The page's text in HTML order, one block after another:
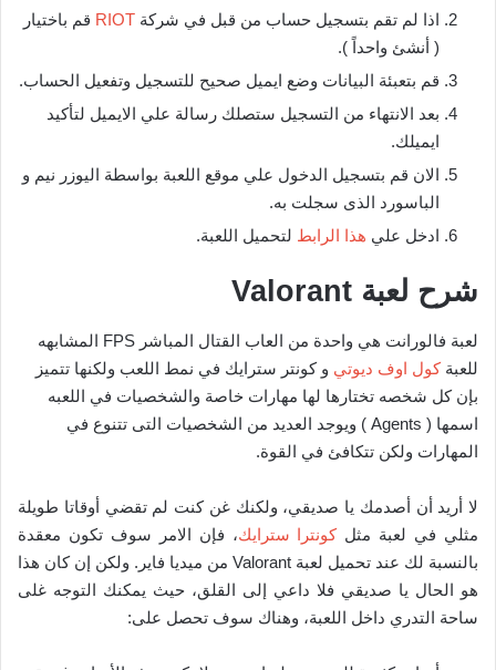
اذا لم تقم بتسجيل حساب من قبل في شركة RIOT قم باختيار
( أنشئ واحداً ).
قم بتعبئة البيانات وضع ايميل صحيح للتسجيل وتفعيل الحساب.
بعد الانتهاء من التسجيل ستصلك رسالة علي الايميل لتأكيد
ايميلك.
الان قم بتسجيل الدخول علي موقع اللعبة بواسطة اليوزر نيم و
الباسورد الذى سجلت به.
ادخل علي هذا الرابط لتحميل اللعبة.
شرح لعبة Valorant
لعبة فالورانت هي واحدة من العاب القتال المباشر FPS المشابهه
للعبةكول اوف ديوتي و كونتر سترايك في نمط اللعب ولكنها تتميز
بإن كل شخصه تختارها لها مهارات خاصة والشخصيات في اللعبه
اسمها ( Agents ) ويوجد العديد من الشخصيات التى تتنوع في
المهارات ولكن تتكافئ في القوة.
لا أريد أن أصدمك يا صديقي، ولكنك غن كنت لم تقضي أوقاتا طويلة
مثلي في لعبة مثلكونترا سترايك، فإن الامر سوف تكون معقدة
بالنسبة لك عند تحميل لعبة Valorant من ميديا فاير. ولكن إن كان هذا
هو الحال يا صديقي فلا داعي إلى القلق، حيث يمكنك التوجه غلى
ساحة التدري داخل اللعبة، وهناك سوف تحصل على: